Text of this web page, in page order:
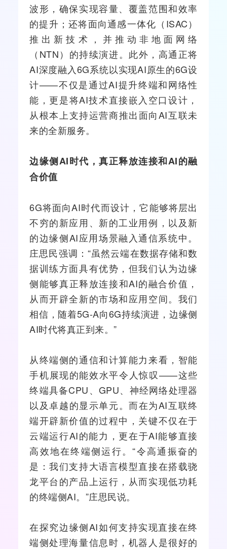
波形，确保实现容量、覆盖范围和效率
的提升；还将面向通感一体化（ISAC）
推出新技术，并推动非地面网络
（NTN）的持续演进。此外，高通正将
AI深度融入6G系统以实现AI原生的6G设
计——不仅是通过AI提升终端和网络性
能，更是将AI技术直接嵌入空口设计，
从根本上支持运营商推出面向AI互联未
来的全新服务。
边缘侧AI时代，真正释放连接和AI的融
合价值
6G将面向AI时代而设计，它能够将层出
不穷的新应用、新的工业用例，以及新
的边缘侧AI应用场景融入通信系统中。
庄思民强调：“虽然云端在数据存储和数
据训练方面具有优势，但我们认为边缘
侧能够真正释放连接和AI的融合价值，
从而开辟全新的市场和应用空间。我们
相信，随着5G-A向6G持续演进，边缘侧
AI时代将真正到来。”
从终端侧的通信和计算能力来看， 智能
手机展现的能效水平令人惊叹——这些
终端具备CPU、GPU、神经网络处理器
以及卓越的显示单元。而在为AI互联终
端开辟新价值的过程中，关键不仅在于
云端运行AI的能力，更在于AI能够直接
高效地在终端侧运行。“令高通振奋的
是：我们支持大语言模型直接在搭载骁
龙平台的产品上运行，从而实现低功耗
的终端侧AI。”庄思民说。
在探究边缘侧AI如何支持实现直接在终
端侧处理海量信息时，机器人是很好的